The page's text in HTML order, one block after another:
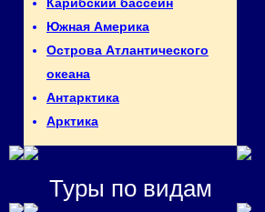
Карибский бассейн
Южная Америка
Острова Атлантического
океана
Антарктика
Арктика
Туры по видам